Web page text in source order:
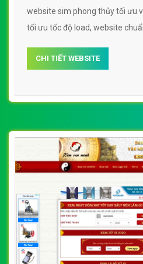
website sim phong thủy tối ưu
tối ưu tốc độ load, website
simvidan.vn
CHI TIẾT WEBSITE